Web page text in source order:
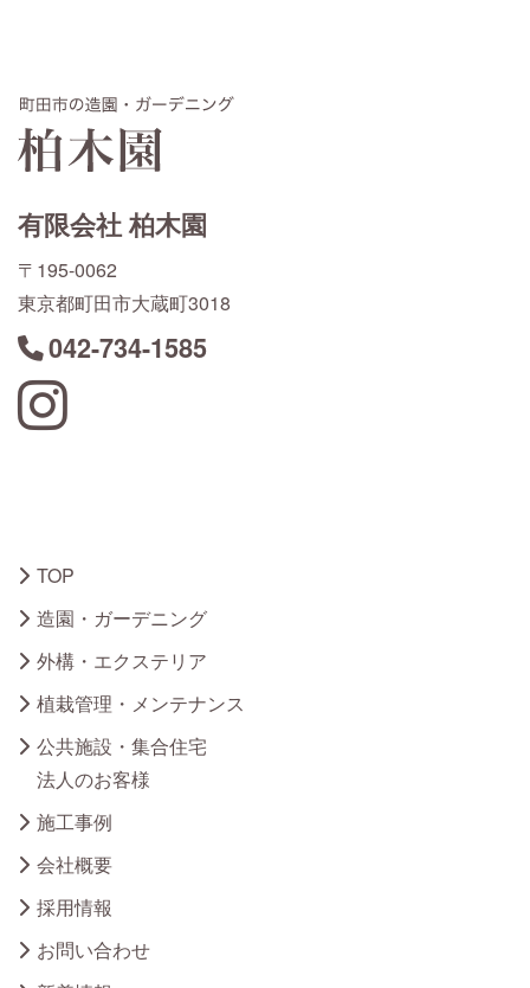
有限会社 柏木園
〒195-0062
東京都町田市大蔵町3018
042-734-1585
Instagram
TOP
造園・ガーデニング
外構・エクステリア
植栽管理・メンテナンス
公共施設・集合住宅
法人のお客様
施工事例
会社概要
採用情報
お問い合わせ